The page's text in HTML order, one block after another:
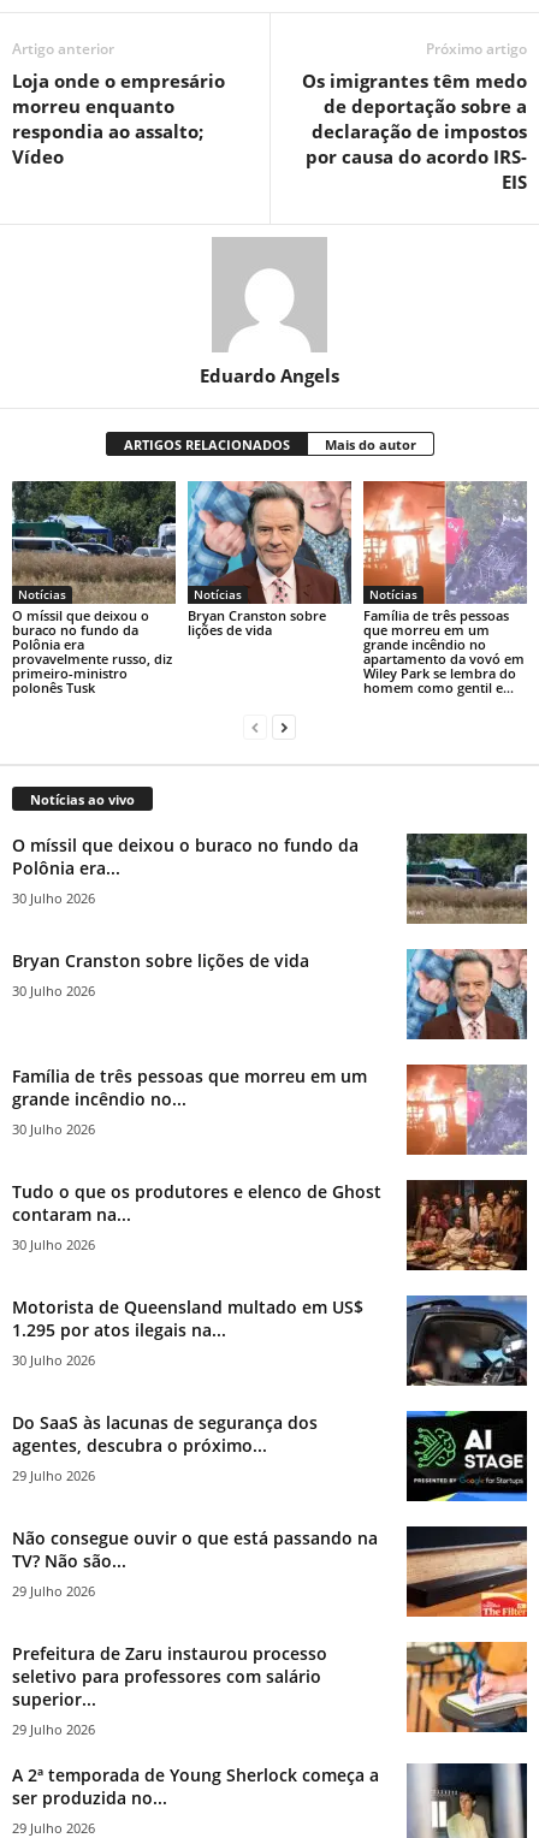
Artigo anterior
Loja onde o empresário
morreu enquanto
respondia ao assalto;
Vídeo
Próximo artigo
Os imigrantes têm medo
de deportação sobre a
declaração de impostos
por causa do acordo IRS-
EIS
Eduardo Angels
ARTIGOS RELACIONADOS Mais do autor
Notícias
O míssil que deixou o
buraco no fundo da
Polônia era
provavelmente russo, diz
primeiro-ministro
polonês Tusk
Notícias
Bryan Cranston sobre
lições de vida
Notícias
Família de três pessoas
que morreu em um
grande incêndio no
apartamento da vovó em
Wiley Park se lembra do
homem como gentil e...
Notícias ao vivo
O míssil que deixou o buraco no fundo da
Polônia era...
30 Julho 2026
Bryan Cranston sobre lições de vida
30 Julho 2026
Família de três pessoas que morreu em um
grande incêndio no...
30 Julho 2026
Tudo o que os produtores e elenco de Ghost
contaram na...
30 Julho 2026
Motorista de Queensland multado em US$
1.295 por atos ilegais na...
30 Julho 2026
Do SaaS às lacunas de segurança dos
agentes, descubra o próximo...
29 Julho 2026
Não consegue ouvir o que está passando na
TV? Não são...
29 Julho 2026
Prefeitura de Zaru instaurou processo
seletivo para professores com salário
superior...
29 Julho 2026
A 2ª temporada de Young Sherlock começa a
ser produzida no...
29 Julho 2026